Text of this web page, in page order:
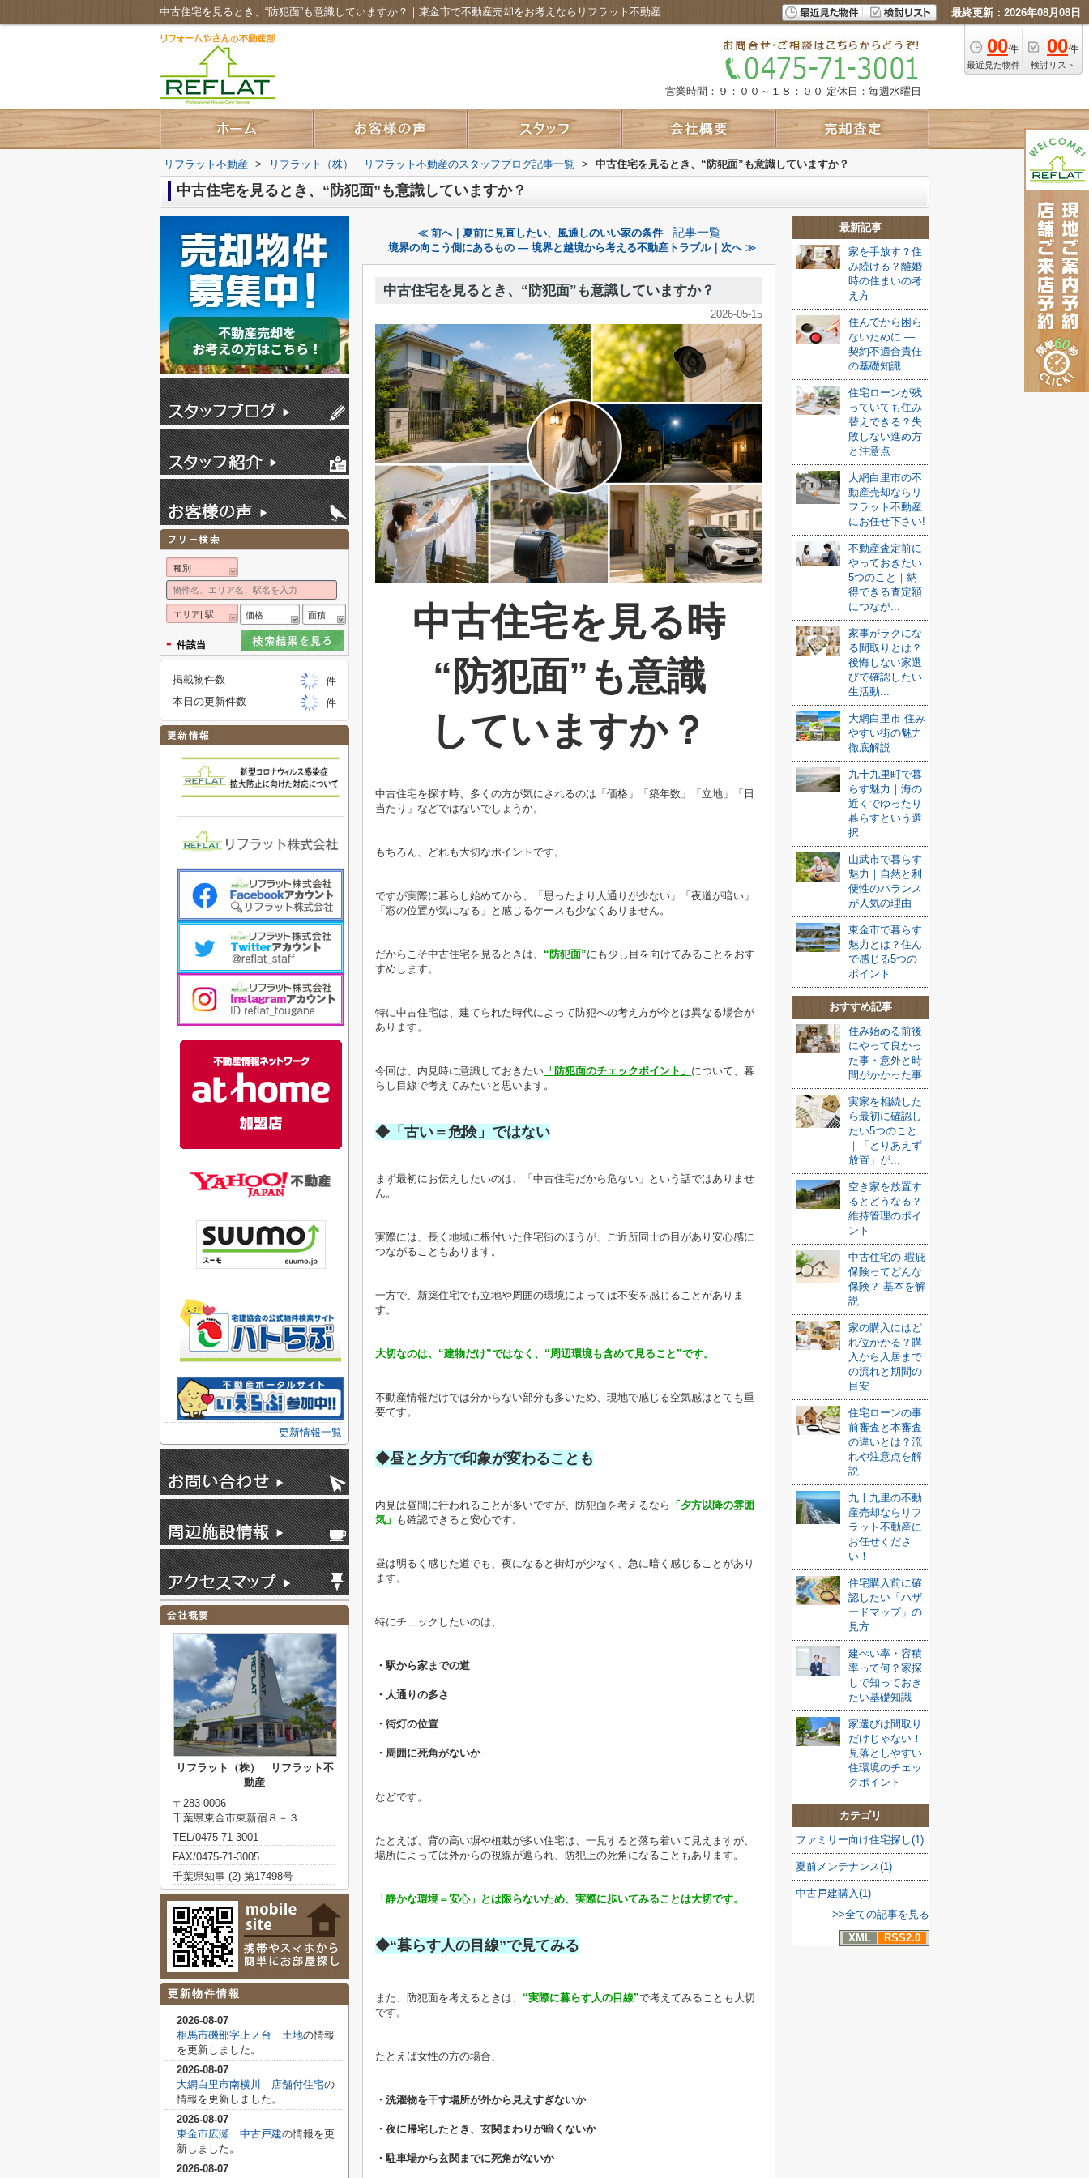
中古住宅を見るとき、“防犯面”も意識していますか？｜東金市で不動産売却をお考えならリフラット不動産 最終更新：2026年08月08日
00件
最近見た物件
00件
検討リスト
営業時間：９：００～１８：００ 定休日：毎週水曜日
リフラット不動産 > リフラット（株） リフラット不動産のスタッフブログ記事一覧 > 中古住宅を見るとき、“防犯面”も意識していますか？
中古住宅を見るとき、“防犯面”も意識していますか？
≪ 前へ｜夏前に見直したい、風通しのいい家の条件 記事一覧
境界の向こう側にあるもの ― 境界と越境から考える不動産トラブル｜次へ ≫
中古住宅を見るとき、“防犯面”も意識していますか？
2026-05-15
中古住宅を見る時
“防犯面”も意識
していますか？
中古住宅を探す時、多くの方が気にされるのは「価格」「築年数」「立地」「日
当たり」などではないでしょうか。
もちろん、どれも大切なポイントです。
ですが実際に暮らし始めてから、「思ったより人通りが少ない」「夜道が暗い」
「窓の位置が気になる」と感じるケースも少なくありません。
だからこそ中古住宅を見るときは、 “防犯面”にも少し目を向けてみることをおす
すめします。
特に中古住宅は、建てられた時代によって防犯への考え方が今とは異なる場合が
あります。
今回は、内見時に意識しておきたい 「防犯面のチェックポイント」 について、暮
らし目線で考えてみたいと思います。
◆「古い＝危険」ではない
まず最初にお伝えしたいのは、「中古住宅だから危ない」という話ではありませ
ん。
実際には、長く地域に根付いた住宅街のほうが、ご近所同士の目があり安心感に
つながることもあります。
一方で、新築住宅でも立地や周囲の環境によっては不安を感じることがありま
す。
大切なのは、“建物だけ”ではなく、“周辺環境も含めて見ること”です。
不動産情報だけでは分からない部分も多いため、現地で感じる空気感はとても重
要です。
◆昼と夕方で印象が変わることも
内見は昼間に行われることが多いですが、防犯面を考えるなら 「夕方以降の雰囲
気」 も確認できると安心です。
昼は明るく感じた道でも、夜になると街灯が少なく、急に暗く感じることがあり
ます。
特にチェックしたいのは、
・駅から家までの道
・人通りの多さ
・街灯の位置
・周囲に死角がないか
などです。
たとえば、背の高い塀や植栽が多い住宅は、一見すると落ち着いて見えますが、
場所によっては外からの視線が遮られ、防犯上の死角になることもあります。
「静かな環境＝安心」とは限らないため、実際に歩いてみることは大切です。
◆“暮らす人の目線”で見てみる
また、防犯面を考えるときは、 “実際に暮らす人の目線”で考えてみることも大切
です。
たとえば女性の方の場合、
・洗濯物を干す場所が外から見えすぎないか
・夜に帰宅したとき、玄関まわりが暗くないか
・駐車場から玄関までに死角がないか
最新記事
家を手放す？住
み続ける？離婚
時の住まいの考
え方
住んでから困ら
ないために ―
契約不適合責任
の基礎知識
住宅ローンが残
っていても住み
替えできる？失
敗しない進め方
と注意点
大網白里市の不
動産売却ならリ
フラット不動産
にお任せ下さい!
不動産査定前に
やっておきたい
5つのこと｜納
得できる査定額
につなが...
家事がラクにな
る間取りとは？
後悔しない家選
びで確認したい
生活動...
大網白里市 住み
やすい街の魅力
徹底解説
九十九里町で暮
らす魅力｜海の
近くでゆったり
暮らすという選
択
山武市で暮らす
魅力｜自然と利
便性のバランス
が人気の理由
東金市で暮らす
魅力とは？住ん
で感じる5つの
ポイント
おすすめ記事
住み始める前後
にやって良かっ
た事・意外と時
間がかかった事
実家を相続した
ら最初に確認し
たい5つのこと
｜「とりあえず
放置」が...
空き家を放置す
るとどうなる？
維持管理のポイ
ント
中古住宅の 瑕疵
保険ってどんな
保険？ 基本を解
説
家の購入にはど
れ位かかる？購
入から入居まで
の流れと期間の
目安
住宅ローンの事
前審査と本審査
の違いとは？流
れや注意点を解
説
九十九里の不動
産売却ならリフ
ラット不動産に
お任せくださ
い！
住宅購入前に確
認したい「ハザ
ードマップ」の
見方
建ぺい率・容積
率って何？家探
しで知っておき
たい基礎知識
家選びは間取り
だけじゃない！
見落としやすい
住環境のチェッ
クポイント
カテゴリ
ファミリー向け住宅探し(1)
夏前メンテナンス(1)
中古戸建購入(1)
>>全ての記事を見る
XML
RSS2.0
種別
エリア| 駅 価格 面積
- 件該当
掲載物件数
件
本日の更新件数
件
更新情報一覧
リフラット（株） リフラット不
動産
〒283-0006
千葉県東金市東新宿８－３
TEL/0475-71-3001
FAX/0475-71-3005
千葉県知事 (2) 第17498号
更新物件情報
2026-08-07
相馬市磯部字上ノ台 土地の情報
を更新しました。
2026-08-07
大網白里市南横川 店舗付住宅の
情報を更新しました。
2026-08-07
東金市広瀬 中古戸建の情報を更
新しました。
2026-08-07